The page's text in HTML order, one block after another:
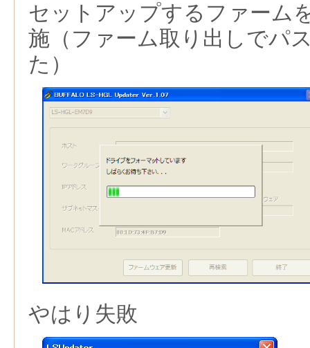
セットアップするファーム
施（ファーム取り出しでパ
た）
やはり失敗